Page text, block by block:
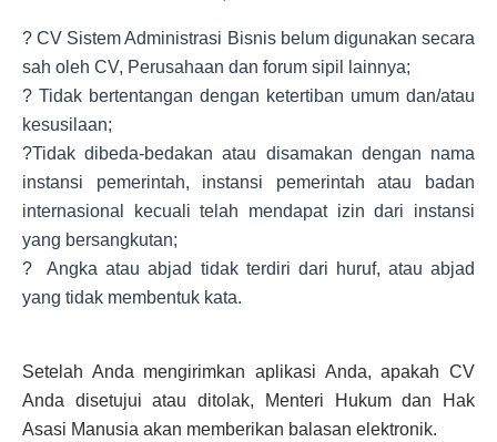
? CV Sistem Administrasi Bisnis belum digunakan secara
sah oleh CV, Perusahaan dan forum sipil lainnya;
? Tidak bertentangan dengan ketertiban umum dan/atau
kesusilaan;
?Tidak dibeda-bedakan atau disamakan dengan nama
instansi pemerintah, instansi pemerintah atau badan
internasional kecuali telah mendapat izin dari instansi
yang bersangkutan;
? Angka atau abjad tidak terdiri dari huruf, atau abjad
yang tidak membentuk kata.
Setelah Anda mengirimkan aplikasi Anda, apakah CV
Anda disetujui atau ditolak, Menteri Hukum dan Hak
Asasi Manusia akan memberikan balasan elektronik.